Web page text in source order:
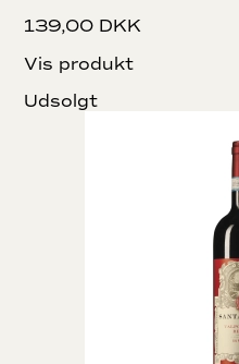
139,00 DKK
Vis produkt
Udsolgt